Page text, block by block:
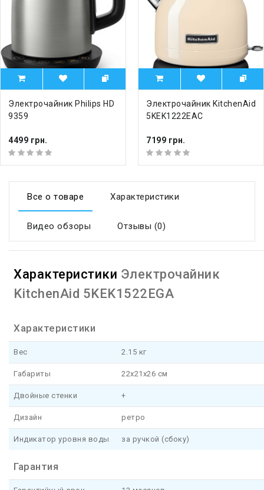
Электрочайник Philips HD
9359
4499 грн.
Электрочайник KitchenAid
5KEK1222EAC
7199 грн.
Все о товаре Характеристики
Видео обзоры Отзывы (0)
Характеристики Электрочайник
KitchenAid 5KEK1522EGA
Характеристики
Вес 2.15 кг
Габариты 22x21x26 см
Двойные стенки +
Дизайн ретро
Индикатор уровня воды за ручкой (сбоку)
Гарантия